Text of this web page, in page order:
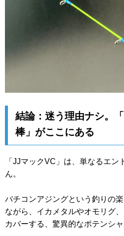
結論：迷う理由ナシ。
棒」がここにある
「JJマックVC」は、単なるエ
ん。
バチコンアジングという釣りの
ながら、イカメタルやオモリグ
カバーする、驚異的なポテンシ